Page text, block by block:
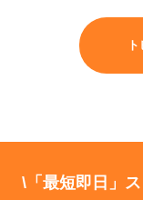
\「最短即日」